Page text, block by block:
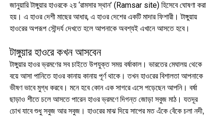
জানুয়ারি টাঙ্গুয়ার হাওরকে ২য় ‘রামসার স্থান’ (Ramsar site) হিসেবে ঘোষণা করা
হয়। এ হাওর দেশী মাছের আধার, এ হাওর দেশের একটি মাদার ফিশারী। টাঙ্গুয়ায়
হাওরের অপরূপ সৌন্দর্য দেখতে হলে আপনাকে অবশ্যই এখানে আসতে হবে।
টাঙ্গুয়ার হাওরে কখন আসবেন
টাঙ্গুয়ার হাওর ভ্রমণের সব চাইতে উপযুক্ত সময় বর্ষাকাল। ভারতের মেঘালয় থেকে
বয়ে আসা পানিতে হাওর কানায় কানায় পূর্ণ থাকে। তখন হাওরের বিশালতা আপনাকে
ভীষণ ভাবে মুগ্ধ করবে। মনে হবে কোন এক সাগরে এসে পড়েছেন আপনি। বর্ষা
ছাড়াও শীতে চলে আসতে পারেন হাওর ভ্রমণে দিগন্ত জোড়া সবুজ মাঠ। যতদূর
চোখ যাবে শুধু সবুজ আর সবুজ। হাওরের মাঝ দিয়ে সাপের মত এঁকে বেঁকে চলা নদী,